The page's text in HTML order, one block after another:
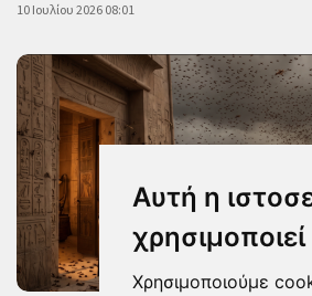
Αυτή η
Χρησιμοποιούμε
10 Ιουλίου 2026 08:01